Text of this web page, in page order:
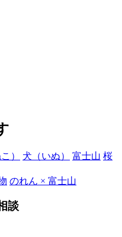
） 犬（いぬ） 富士山 桜
のれん × 富士山
談